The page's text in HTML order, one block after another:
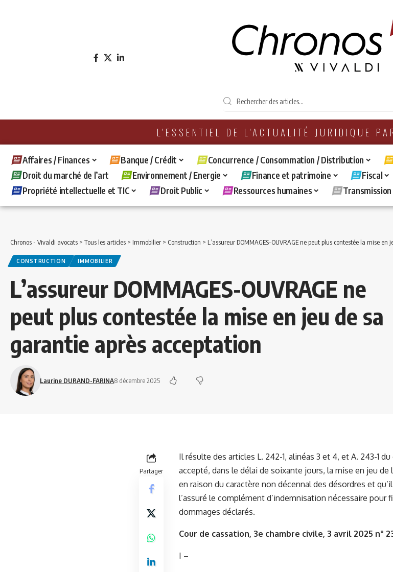
L'ESSENTIEL DE L'ACTUALITÉ JURIDIQUE
Affaires / Finances Banque / Crédit Concurrence / Consommation / Distribution
Droit du marché de l’art
Environnement / Energie Finance et patrimoine Fiscal
Propriété intellectuelle et TIC
Droit Public Ressources humaines
Chronos - Vivaldi avocats > Tous les articles > Immobilier > Construction > L’assureur DOMMAGES-OUVRAGE ne peut plus contestée la mise en jeu de sa garantie après
CONSTRUCTION IMMOBILIER
L’assureur DOMMAGES-OUVRAGE ne
peut plus contestée la mise en jeu de sa
garantie après acceptation
Laurine DURAND-FARINA8 décembre 2025
Partager
Il résulte des articles L. 242-1, alinéas 3 et 4, et A. 243-1
accepté, dans le délai de soixante jours, la mise en jeu
en raison du caractère non décennal des désordres et
l’assuré le complément d’indemnisation nécessaire pour
dommages déclarés.
Cour de cassation, 3e chambre civile, 3 avril 2025 n°
I –